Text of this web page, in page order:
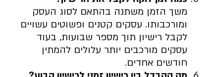
משך הזמן משתנה בהתאם לסוג העסק
ומורכבותו. עסקים קטנים ופשוטים עשויים
לקבל רישיון תוך מספר שבועות, בעוד
עסקים מורכבים יותר עלולים להמתין
חודשים אחדים.